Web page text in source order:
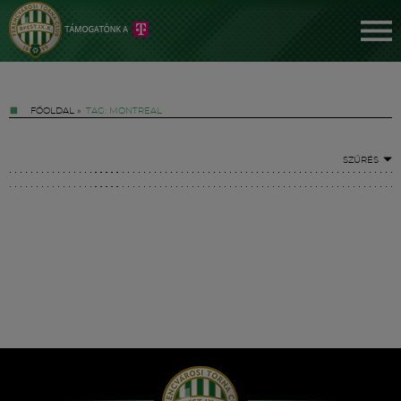
FŐOLDAL » TAG: MONTREAL
SZŰRÉS
Hírek